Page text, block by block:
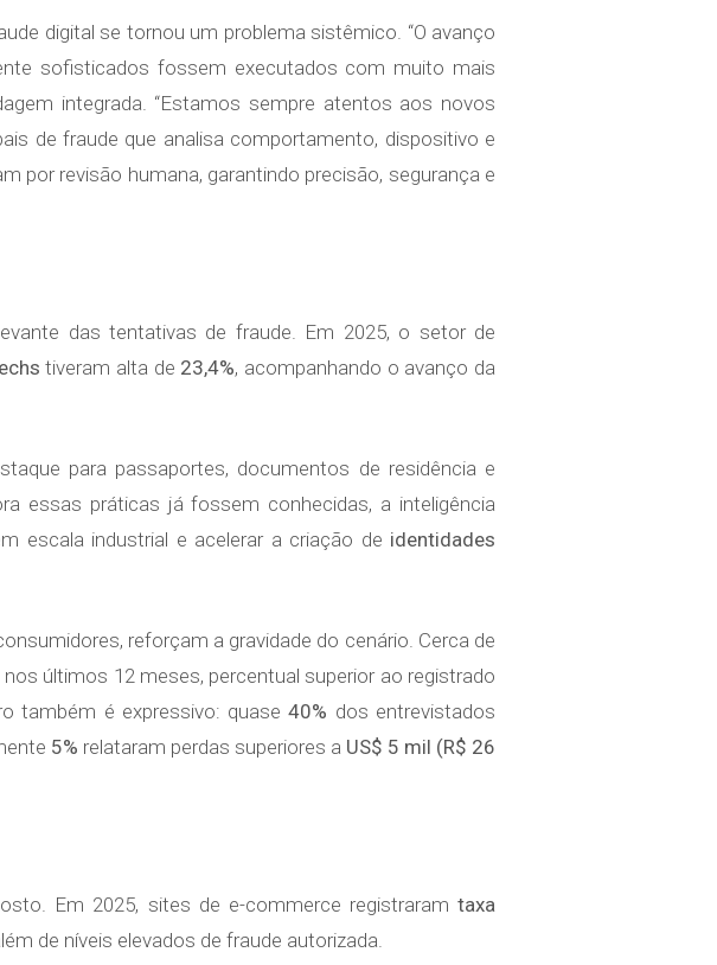
digital se tornou um problema sistêmico. “O avanço
sofisticados fossem executados com muito mais
integrada. “Estamos sempre atentos aos novos
de fraude que analisa comportamento, dispositivo e
por revisão humana, garantindo precisão, segurança e
das tentativas de fraude. Em 2025, o setor de
tiveram alta de 23,4%, acompanhando o avanço da
para passaportes, documentos de residência e
essas práticas já fossem conhecidas, a inteligência
escala industrial e acelerar a criação de identidades
reforçam a gravidade do cenário. Cerca de
nos últimos 12 meses, percentual superior ao registrado
também é expressivo: quase40% dos entrevistados
5% relataram perdas superiores a US$ 5 mil (R$ 26
Em 2025, sites de e-commerce registraramtaxa
de níveis elevados de fraude autorizada.